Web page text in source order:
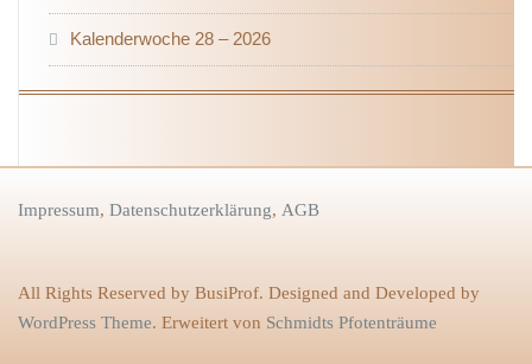
Kalenderwoche 28 – 2026
Impressum, Datenschutzerklärung, AGB
All Rights Reserved by BusiProf. Designed and Developed by
WordPress Theme. Erweitert von Schmidts Pfotenträume